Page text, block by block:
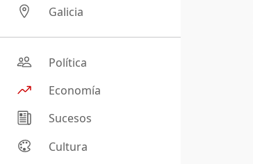
Galicia
Política
Economía
Sucesos
Cultura